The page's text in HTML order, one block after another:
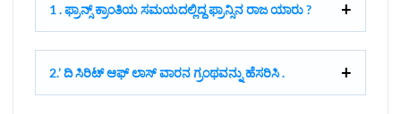
1 . ಫ್ರಾನ್ಸ್ ಕ್ರಾಂತಿಯ ಸಮಯದಲ್ಲಿದ್ದ ಫ್ರಾನ್ಸಿನ ರಾಜ ಯಾರು ?
2.’ ದಿ ಸಿರಿಟ್ ಆಫ್ ಲಾಸ್ ವಾರನ ಗ್ರಂಥವನ್ನು ಹೆಸರಿಸಿ .